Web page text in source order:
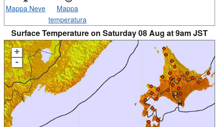
Mappa Neve
Mappa
temperatura
Surface Temperature on Saturday 08 Aug at 9am JST
+
-